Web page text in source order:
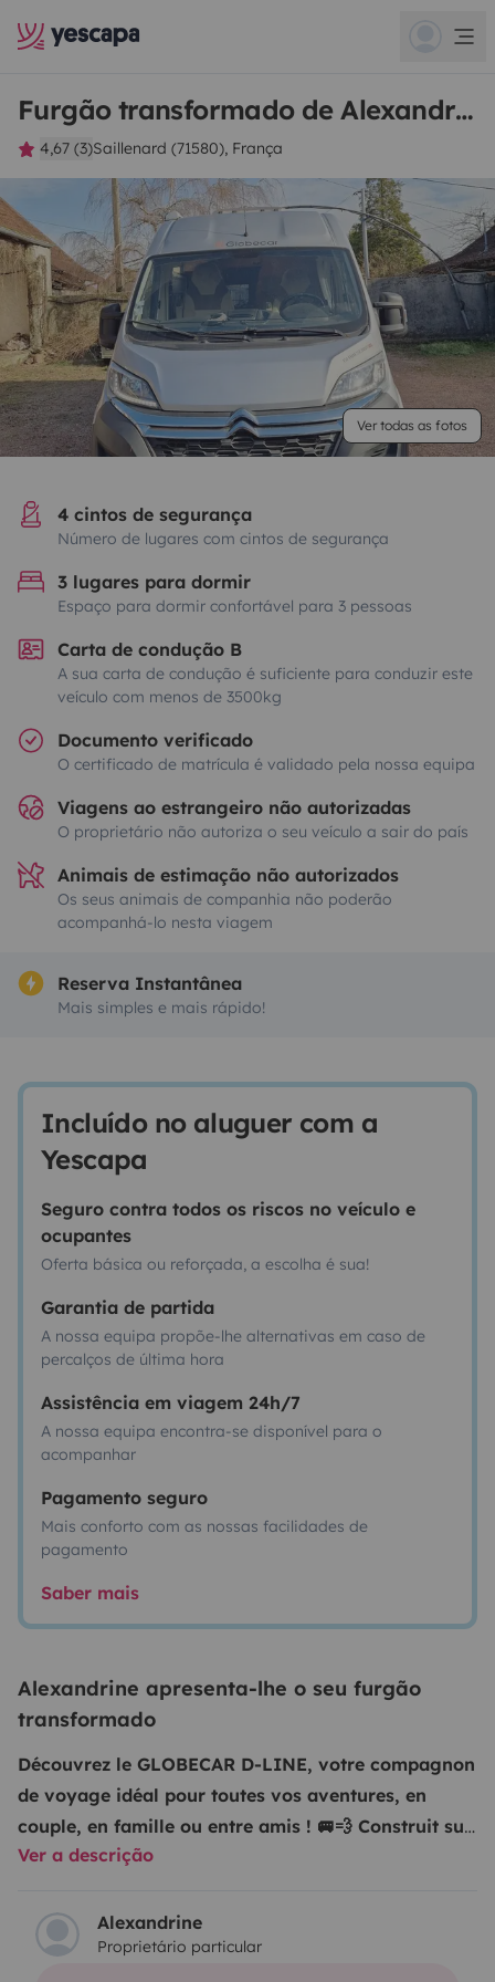
Furgão transformado de Alexandrine
4,67 (3)Saillenard (71580), França
Ver todas as fotos
4 cintos de segurança
Número de lugares com cintos de segurança
3 lugares para dormir
Espaço para dormir confortável para 3 pessoas
Carta de condução B
A sua carta de condução é suficiente para conduzir este
veículo com menos de 3500kg
Documento verificado
O certificado de matrícula é validado pela nossa equipa
Viagens ao estrangeiro não autorizadas
O proprietário não autoriza o seu veículo a sair do país
Animais de estimação não autorizados
Os seus animais de companhia não poderão
acompanhá-lo nesta viagem
Reserva Instantânea
Mais simples e mais rápido!
Incluído no aluguer com a
Yescapa
Seguro contra todos os riscos no veículo e
ocupantes
Oferta básica ou reforçada, a escolha é sua!
Garantia de partida
A nossa equipa propõe-lhe alternativas em caso de
percalços de última hora
Assistência em viagem 24h/7
A nossa equipa encontra-se disponível para o
acompanhar
Pagamento seguro
Mais conforto com as nossas facilidades de
pagamento
Saber mais
Alexandrine apresenta-lhe o seu furgão
transformado
Découvrez le GLOBECAR D-LINE, votre compagnon
de voyage idéal pour toutes vos aventures, en
couple, en famille ou entre amis ! 🚐💨 Construit sur
le remarquable châssis de CITROEN, ce fourgon de
de performance, quel que soit votre projet.
quatre places assises et trois couchages, le D-LINE est
Ver a descrição
Alexandrine
Proprietário particular